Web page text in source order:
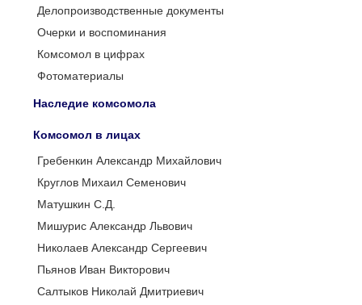
Делопроизводственные документы
Очерки и воспоминания
Комсомол в цифрах
Фотоматериалы
Наследие комсомола
Комсомол в лицах
Гребенкин Александр Михайлович
Круглов Михаил Семенович
Матушкин С.Д.
Мишурис Александр Львович
Николаев Александр Сергеевич
Пьянов Иван Викторович
Салтыков Николай Дмитриевич